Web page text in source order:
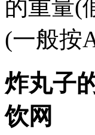
的重量(
(一般按
炸丸子
饮网